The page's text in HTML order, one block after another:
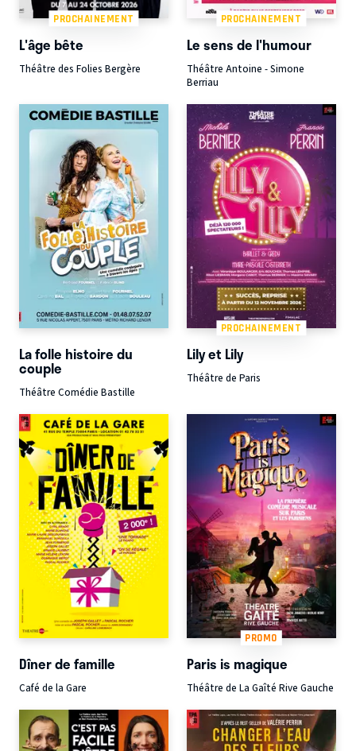
PROCHAINEMENT
L'âge bête
Théâtre des Folies Bergère
PROCHAINEMENT
Le sens de l'humour
Théâtre Antoine - Simone
Berriau
La folle histoire du
couple
Théâtre Comédie Bastille
PROCHAINEMENT
Lily et Lily
Théâtre de Paris
Dîner de famille
Café de la Gare
PROMO
Paris is magique
Théâtre de La Gaîté Rive Gauche